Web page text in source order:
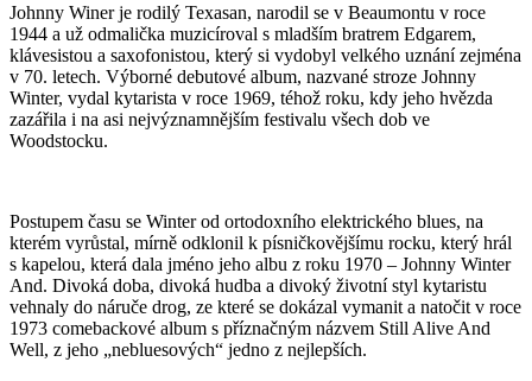
Johnny Winer je rodilý Texasan, narodil se v Beaumontu v roce
1944 a už odmalička muzicíroval s mladším bratrem Edgarem,
klávesistou a saxofonistou, který si vydobyl velkého uznání zejména
v 70. letech. Výborné debutové album, nazvané stroze Johnny
Winter, vydal kytarista v roce 1969, téhož roku, kdy jeho hvězda
zazářila i na asi nejvýznamnějším festivalu všech dob ve
Woodstocku.
Postupem času se Winter od ortodoxního elektrického blues, na
kterém vyrůstal, mírně odklonil k písničkovějšímu rocku, který hrál
s kapelou, která dala jméno jeho albu z roku 1970 – Johnny Winter
And. Divoká doba, divoká hudba a divoký životní styl kytaristu
vehnaly do náruče drog, ze které se dokázal vymanit a natočit v roce
1973 comebackové album s příznačným názvem Still Alive And
Well, z jeho „nebluesových“ jedno z nejlepších.